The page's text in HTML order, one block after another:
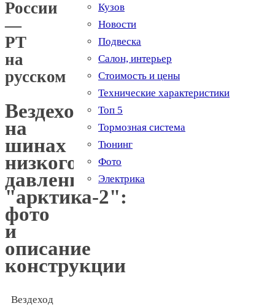
России
—
РТ
на
русском
Вездеход
на
шинах
низкого
давления
"арктика-2":
фото
и
описание
конструкции
Вездеход
Кузов
Новости
Подвеска
Салон, интерьер
Стоимость и цены
Технические характеристики
Топ 5
Тормозная система
Тюнинг
Фото
Электрика